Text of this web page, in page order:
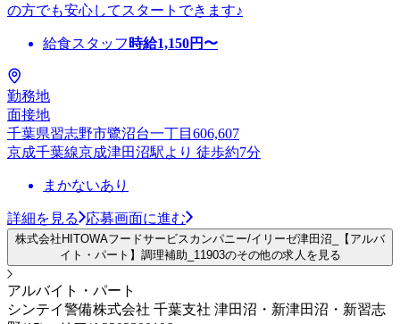
の方でも安心してスタートできます♪
給食スタッフ 時給1,150円〜
勤務地
面接地
千葉県習志野市鷺沼台一丁目606,607
京成千葉線京成津田沼駅より 徒歩約7分
まかないあり
詳細を見る 応募画面に進む
株式会社HITOWAフードサービスカンパニー/イリーゼ津田沼_【アルバ
イト・パート】調理補助_11903のその他の求人を見る
アルバイト・パート
シンテイ警備株式会社 千葉支社 津田沼・新津田沼・新習志